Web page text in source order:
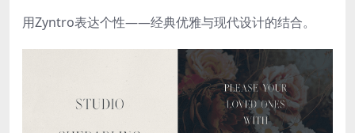
用Zyntro表达个性——经典优雅与现代设计的结合。